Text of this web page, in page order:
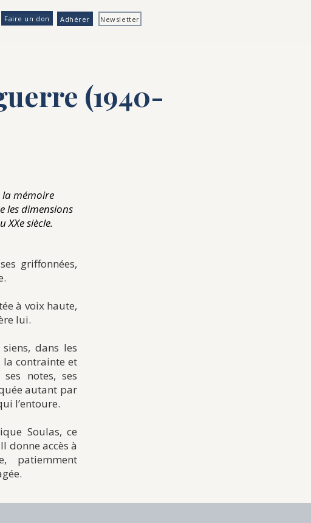
Faire un don Adhérer Newsletter
(1940-
la mémoire
les dimensions
XXe siècle.
griffonnées,
à voix haute,
lui.
dans les
la contrainte et
notes, ses
autant par
l’entoure.
Soulas, ce
donne accès à
patiemment